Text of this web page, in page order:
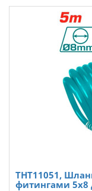
THT11051,
фитингами 5x8